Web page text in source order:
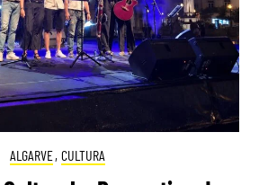
ALGARVE, CULTURA